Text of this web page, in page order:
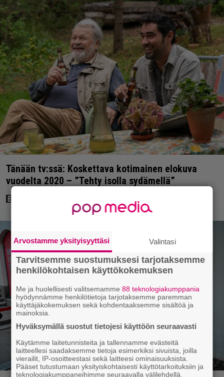
Tänään tv:ssä: Koskettava kotimainen elokuva
vuodelta 2020 – ”Tehty isolla sydämellä”
Arvostamme yksityisyyttäsi Valintasi
Tarvitsemme suostumuksesi tarjotaksemme
henkilökohtaisen käyttökokemuksen
Me ja huolellisesti valitsemamme88 teknologiakumppania
hyödynnämme henkilötietoja tarjotaksemme paremman
käyttäjäkokemuksen sekä kohdentaaksemme sisältöä ja
mainoksia.
Hyväksymällä suostut tietojesi käyttöön seuraavasti
Käytämme laitetunnisteita ja tallennamme evästeitä
laitteellesi saadaksemme tietoja esimerkiksi sivuista, joilla
vierailit, IP-osoitteestasi sekä laitteesi ominaisuuksista.
Pääset tutustumaan yksityiskohtaisesti käyttötarkoituksiin ja
teknologiakumppaneihimme seuraavalla välilehdellä.